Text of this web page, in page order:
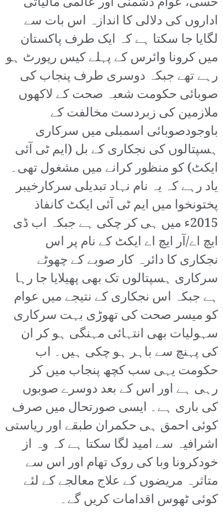
اداروں کی دلالی کا اندازہ اس بات سے
لگایا جا سکتا ہے کہ ایک طرف پاکستان
میں کرونا وائرس کے پہلے کیس رپورٹ ہو
رہے تھے جبکہ دوسری طرف پنجاب کی
صوبائی حکومت شعبہ صحت کے لاکھوں
ملازمین کی زبردست مخالفت کے
باوجودصوبائی اسمبلی میں سرکاری
ہسپتالوں کی نجکاری کے بل (ایم ٹی آئی
ایکٹ) کو منظور کرانے میں مشغول تھی۔
یاد رہے کہ یہ نام نہاد تبدیلی سرکارخیبر
پختونخوا میں ایم ٹی آئی ایکٹ کانفاذ
2015ء میں ہی کر چکی ہے جبکہ اب ڈی
ایچ اے/آر ایچ اے ایکٹ کے نام پر اس
نجکاری کا دائرہ کار صوبے کے چھوٹے
سرکاری ہسپتالوں تک بھی پھیلایا جا رہا
ہے جبکہ اس نجکاری کے نتیجے میں عوام
کو میسر صحت کی تھوڑی بہت سرکاری
سہولیات بھی انتہائی مہنگی ہو کر ان
کی پہنچ سے باہر ہو چکی ہیں۔ اب
حکومت یہی سب کچھ پنجاب میں کر
رہی ہے اور اس کے بعد دوسرے صوبوں
کی باری ہے۔ ایسی صورتحال میں صرف
کوئی احمق ہی حکمران طبقے اور ریاستی
اشرافیہ سے امید لگا سکتا ہے کہ وہ از
خودکرونا وبا کی روک تھام اور اس سے
متاثرہ مریضوں کے علاج معالجے کے لئے
کوئی ٹھوس اقدامات کریں گے۔